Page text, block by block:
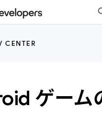
CENTER
ゲーム